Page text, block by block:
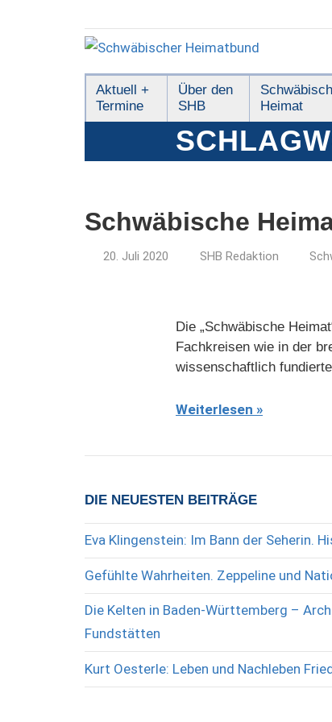
Schwäbischer
Heimatbund
Aktuell +
Termine
Über den
SHB
Heimat
Schwäbische
20. Juli 2020 SHB Redaktion
Die „Schwäbische
Fachkreisen wie in der
wissenschaftlich
Weiterlesen
DIE NEUESTEN BEITRÄGE
Eva Klingenstein: Im Bann der Seherin.
Gefühlte Wahrheiten. Zeppeline und
Die Kelten in Baden-Württemberg –
Fundstätten
Kurt Oesterle: Leben und Nachleben